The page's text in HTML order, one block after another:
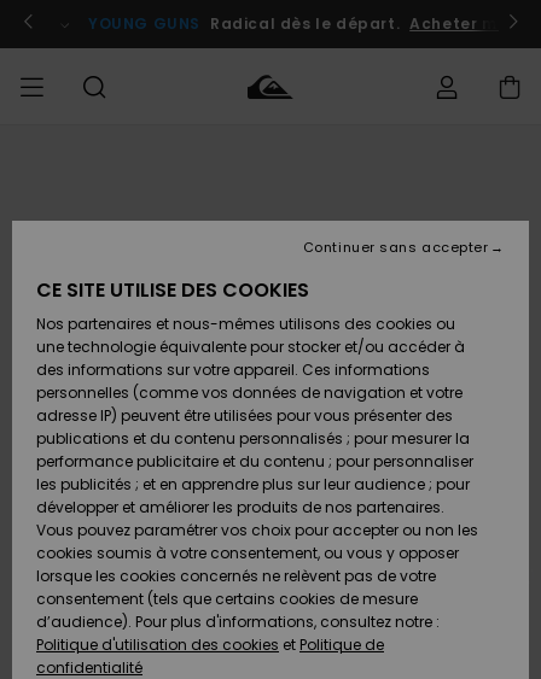
l'information
le
Se connecter / s'inscrire
YOUNG GUNS Radical dès le départ. Acheter
Chaussures
& Tongs
Surf
Snow
Nouveautés
Chaussures
& Tongs
Surf
Snow
Nouveautés
FEMME
A
Découvrir
Snow
SURF
Surf
Shop
Enfant
Highlights
Communauté
SNOW
Snow
Shop
Enfant
Snow
Shop
Femme
A
Découvrir
Communauté
OUTLET
Enfant
Outlet
Femme
AIDE &
CONTACT
Retours
Paiement
Carte
Cadeau
Quiksilver
Freedom
Protection
des
MAGASINS
CE SITE UTILISE DES COOKIES
Nos partenaires et nous-mêmes utilisons des cookies ou
une technologie équivalente pour stocker et/ou accéder à
des informations sur votre appareil. Ces informations
personnelles (comme vos données de navigation et votre
adresse IP) peuvent être utilisées pour vous présenter des
publications et du contenu personnalisés ; pour mesurer la
performance publicitaire et du contenu ; pour personnaliser
les publicités ; et en apprendre plus sur leur audience ; pour
développer et améliorer les produits de nos partenaires.
Vous pouvez paramétrer vos choix pour accepter ou non les
cookies soumis à votre consentement, ou vous y opposer
lorsque les cookies concernés ne relèvent pas de votre
consentement (tels que certains cookies de mesure
d’audience). Pour plus d'informations, consultez notre :
Politique d'utilisation des cookies et Politique de
confidentialité
Continuer sans accepter